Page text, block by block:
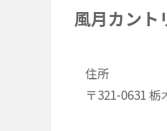
風月カント
住所
〒321-0631